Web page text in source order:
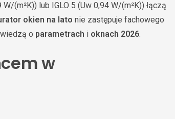
(m²K)) lub IGLO 5 (Uw 0,94 W/(m²K)) łączą
okien na lato nie zastępuje fachowego
o parametrach i oknach 2026.
w